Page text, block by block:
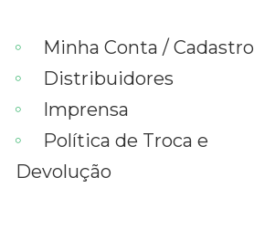
Minha Conta / Cadastro
Distribuidores
Imprensa
Política de Troca e
Devolução